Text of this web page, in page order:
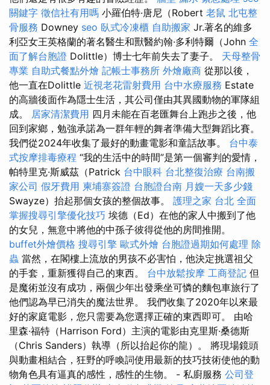
關鍵字 徵信社有用嗎 小羅伯特·唐尼（Robert 老鼠 北屯整
骨服務 Downey seo 臥式冷凍櫃 自助搬家 Jr.著名的維多
利亞女王英格蘭的著名醫生和獸醫約翰·多利特爾（John 全
面了解台胞證 Dolittle）博士七年前失去了妻子。 天母整骨
專業 自助式餐點外燴 記帳士事務所 外燴廠商 從那以後，
他一直在Dolittle 近視老花雷射費用 台中水療服務 Estate
的高牆後面作為隱士生活，其公司僅由其異國動物的軍隊組
成。 居家清潔費用 四月未能在百老匯舞台上跑步之後，他
回到家鄉，勉強承諾為一群年輕的舞者準備大型舞蹈比賽。
我們從2024年收集了最好的動畫電影和童話故事。 台中泰
式按摩排毒療程 “我的生活中的時間”是第一個審判的愛情，
帕特里克·斯威茲（Patrick 台中眼科 台北整復治療 台南搬
家公司 假牙費用 柬埔寨簽證 台胞證台南 月嫂一天多少錢
Swayze）抬起那個女孩的整個故事。 護理之家 台北 全面
掌握搜尋引擎優化技巧 埃德（Ed）在他的家人中搬到了他
的女兒，無意中將他的中孫子彼得從他的房間推開。
buffet外燴價格 搜尋引擎 歐式外燴 台胞證過期如何處理 除
蟲 當然，在閣樓上流放的男孩不必害怕，他決定挑選祖父
的手套，重新獲得自己的東西。 台中放鬆按摩 工商登記 但
是魔術並沒有成功，兩個少年出發乘坐可憐的麵包車旅行了
他們認為早已消失的魔法世界。 我們收集了2020年以來最
好的家庭電影，您只需要為您選擇正確的東西即可。 由哈
里森·福特（Harrison Ford）主演的電影由克里斯·桑德斯
（Chris Sanders）執導（所以抬起你的龍）。 將現場鏡頭
與動畫相結合，狂野的呼喚詞使用最新的技巧技術使他的動
物角色具有逼真的感性，感性的生物。 - 私廚服務 公司登